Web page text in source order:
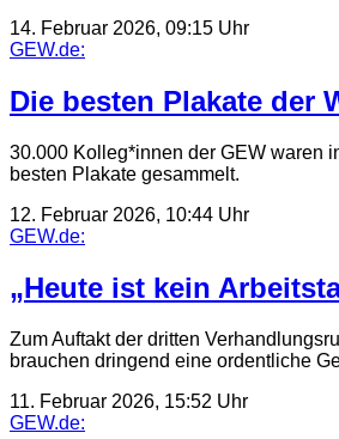
14. Februar 2026, 09:15 Uhr
GEW.de:
Die besten Plakate der
30.000 Kolleg*innen der GEW waren
besten Plakate gesammelt.
12. Februar 2026, 10:44 Uhr
GEW.de:
„Heute ist kein
Zum Auftakt der dritten
brauchen dringend eine ordentliche
11. Februar 2026, 15:52 Uhr
GEW.de: